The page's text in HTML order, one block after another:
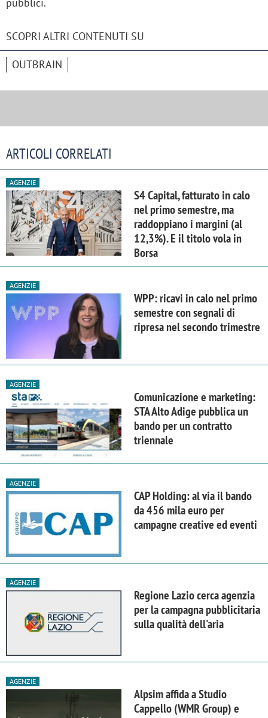
pubblici.
SCOPRI ALTRI CONTENUTI SU
OUTBRAIN
ARTICOLI CORRELATI
AGENZIE
S4 Capital, fatturato in calo
nel primo semestre, ma
raddoppiano i margini (al
12,3%). E il titolo vola in
Borsa
AGENZIE
WPP: ricavi in calo nel primo
semestre con segnali di
ripresa nel secondo trimestre
AGENZIE
Comunicazione e marketing:
STA Alto Adige pubblica un
bando per un contratto
triennale
AGENZIE
CAP Holding: al via il bando
da 456 mila euro per
campagne creative ed eventi
AGENZIE
Regione Lazio cerca agenzia
per la campagna pubblicitaria
sulla qualità dell'aria
AGENZIE
Alpsim affida a Studio
Cappello (WMR Group) e